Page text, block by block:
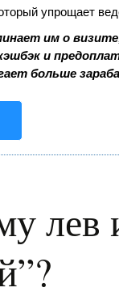
упрощает
им о
и
больше
лев